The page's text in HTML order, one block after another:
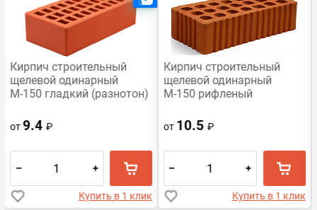
Кирпич строительный
щелевой одинарный
М-150 гладкий (разнотон)
от9.4₽
– +
Купить в 1 клик
Кирпич строительный
щелевой одинарный
М-150 рифленый
от 10.5₽
– +
Купить в 1 клик